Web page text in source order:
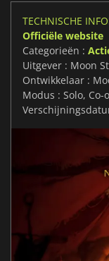
TECHNISCHE
Officiële website
Categorieën :
Uitgever : Moon
Ontwikkelaar :
Modus : Solo, Co-